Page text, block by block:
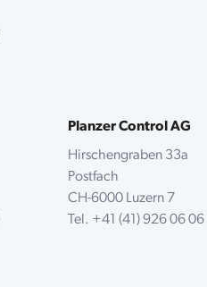
Planzer Control AG
Hirschengraben 33a
Postfach
CH-6000 Luzern 7
Tel. +41 (41) 926 06 06